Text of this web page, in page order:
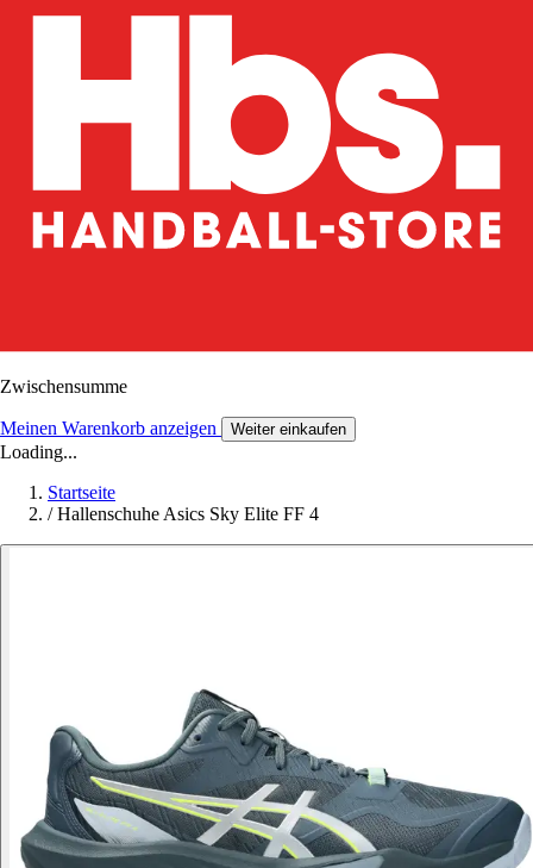
Zwischensumme
Meinen Warenkorb anzeigen Weiter einkaufen
Loading...
Startseite
/ Hallenschuhe Asics Sky Elite FF 4